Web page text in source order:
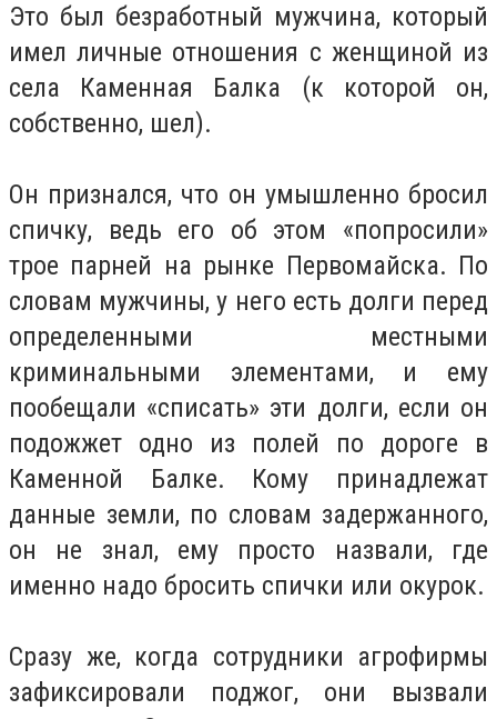
Это был безработный мужчина, который
имел личные отношения с женщиной из
села Каменная Балка (к которой он,
собственно, шел).
Он признался, что он умышленно бросил
спичку, ведь его об этом «попросили»
трое парней на рынке Первомайска. По
словам мужчины, у него есть долги перед
определенными местными
криминальными элементами, и ему
пообещали «списать» эти долги, если он
подожжет одно из полей по дороге в
Каменной Балке. Кому принадлежат
данные земли, по словам задержанного,
он не знал, ему просто назвали, где
именно надо бросить спички или окурок.
Сразу же, когда сотрудники агрофирмы
зафиксировали поджог, они вызвали